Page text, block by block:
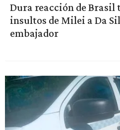
Dura reacción de Brasil
insultos de Milei a Da
embajador